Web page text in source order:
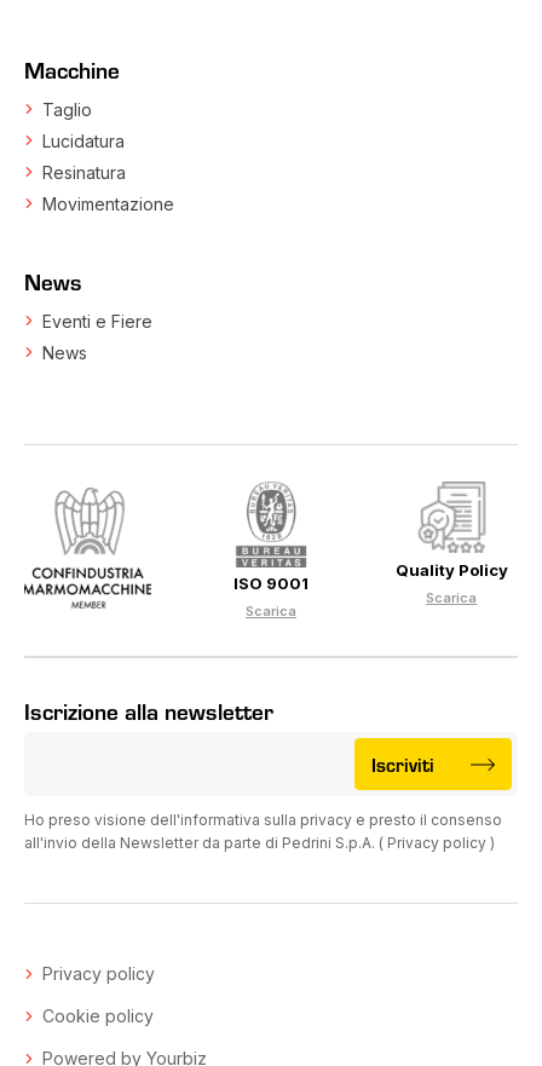
Macchine
Taglio
Lucidatura
Resinatura
Movimentazione
News
Eventi e Fiere
News
ISO 9001
Scarica
Quality Policy
Scarica
Iscrizione alla newsletter
Ho preso visione dell'informativa sulla privacy e presto il consenso
all'invio della Newsletter da parte di Pedrini S.p.A. ( Privacy policy )
Iscriviti
Privacy policy
Cookie policy
Powered by Yourbiz